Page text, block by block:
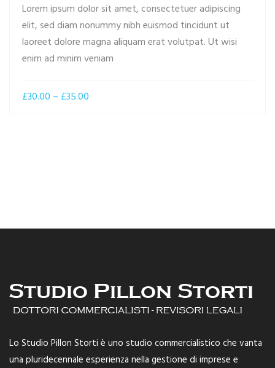
Lorem ipsum dolor sit amet, consectetuer adipiscing
elit, sed diam nonummy nibh euismod tincidunt ut
laoreet dolore magna aliquam erat volutpat. Ut wisi
enim ad minim veniam
£30.00 – £35.00
Lo Studio Pillon Storti è uno studio commercialistico che vanta
una pluridecennale esperienza nella gestione di imprese e